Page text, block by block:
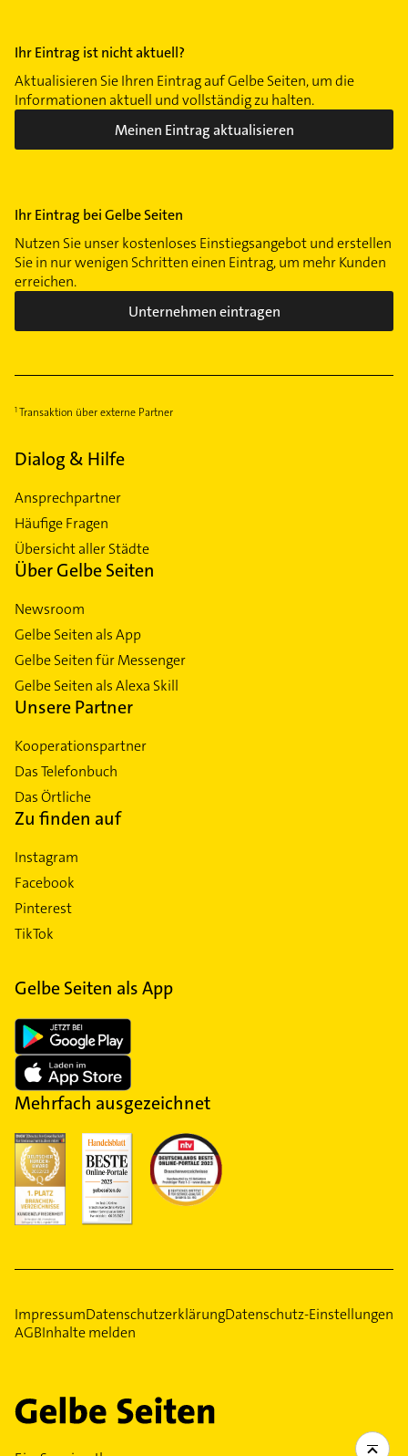
Ihr Eintrag ist nicht aktuell?
Aktualisieren Sie Ihren Eintrag auf Gelbe Seiten, um die
Informationen aktuell und vollständig zu halten.
Meinen Eintrag aktualisieren
Ihr Eintrag bei Gelbe Seiten
Nutzen Sie unser kostenloses Einstiegsangebot und erstellen
Sie in nur wenigen Schritten einen Eintrag, um mehr Kunden
erreichen.
Unternehmen eintragen
Transaktion über externe Partner
Dialog & Hilfe
Ansprechpartner
Häufige Fragen
Übersicht aller Städte
Über Gelbe Seiten
Newsroom
Gelbe Seiten als App
Gelbe Seiten für Messenger
Gelbe Seiten als Alexa Skill
Unsere Partner
Kooperationspartner
Das Telefonbuch
Das Örtliche
Zu finden auf
Instagram
Facebook
Pinterest
TikTok
Gelbe Seiten als App
Mehrfach ausgezeichnet
ImpressumDatenschutzerklärungDatenschutz-Einstellungen
AGBInhalte melden